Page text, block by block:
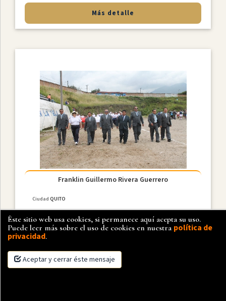
Más detalle
Franklin Guillermo Rivera Guerrero
Ciudad QUITO
Éste sitio web usa cookies, si permanece aquí acepta su uso.
Puede leer más sobre el uso de cookies en nuestra política de
privacidad.
Aceptar y cerrar éste mensaje